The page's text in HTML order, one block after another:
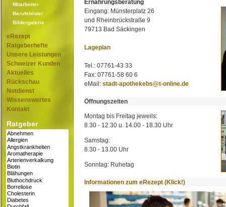
Mitarbeiter
Berufsbilder
Bildergalerie
eRezept
Ratgeberhefte
Unsere Leistungen
Schweizer Kunden
Aktuelles
Rückschau
Notdienst
Wissenswertes
Kontakt
Ratgeber
Ernährungsberatung
Eingang: Münsterplatz 26
und Rheinbrückstraße 9
79713 Bad Säckingen
Lageplan
Tel.: 07761-43 33
Fax: 07761-58 60 6
eMail: stadt-apothekebs@t-online.de
Öffnungszeiten
Montag bis Freitag jeweils:
8.30 - 12.30 u. 14.00 - 18.30 Uhr
Samstag:
8.30 - 13.00 Uhr
Sonntag: Ruhetag
Informationen zum eRezept (Klick!)